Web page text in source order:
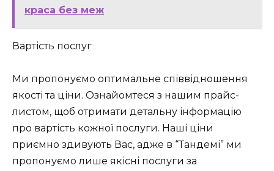
краса без меж
Вартість послуг
Ми пропонуємо оптимальне співвідношення
якості та ціни. Ознайомтеся з нашим прайс-
листом, щоб отримати детальну інформацію
про вартість кожної послуги. Наші ціни
приємно здивують Вас, адже в “Тандемі” ми
пропонуємо лише якісні послуги за